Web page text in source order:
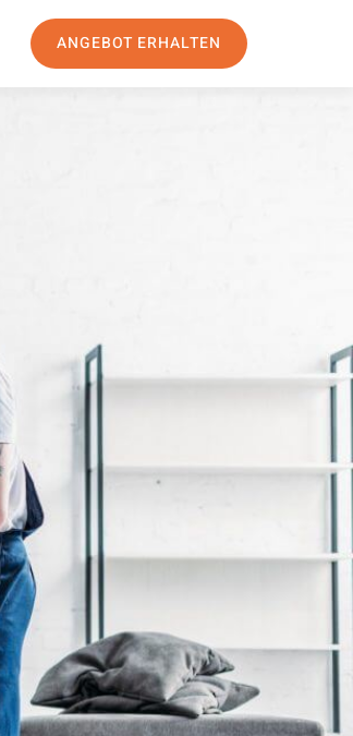
ANGEBOT ERHALTEN